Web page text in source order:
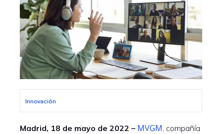
Innovación
Madrid, 18 de mayo de 2022 – MVGM, compañía